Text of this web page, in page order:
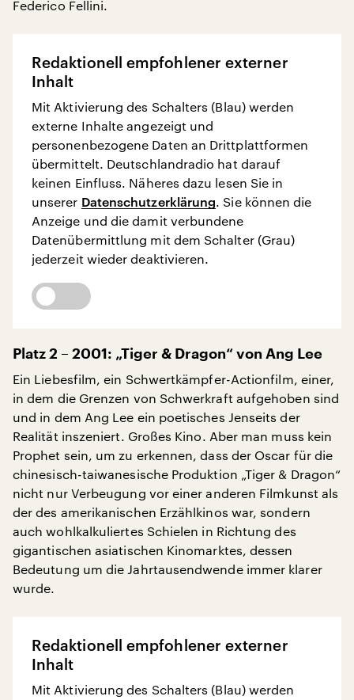
Federico Fellini.
Redaktionell empfohlener externer
Inhalt
Mit Aktivierung des Schalters (Blau) werden
externe Inhalte angezeigt und
personenbezogene Daten an Drittplattformen
übermittelt. Deutschlandradio hat darauf
keinen Einfluss. Näheres dazu lesen Sie in
unserer Datenschutzerklärung. Sie können die
Anzeige und die damit verbundene
Datenübermittlung mit dem Schalter (Grau)
jederzeit wieder deaktivieren.
Platz 2 – 2001: „Tiger & Dragon“ von Ang Lee
Ein Liebesfilm, ein Schwertkämpfer-Actionfilm, einer,
in dem die Grenzen von Schwerkraft aufgehoben sind
und in dem Ang Lee ein poetisches Jenseits der
Realität inszeniert. Großes Kino. Aber man muss kein
Prophet sein, um zu erkennen, dass der Oscar für die
chinesisch-taiwanesische Produktion „Tiger & Dragon“
nicht nur Verbeugung vor einer anderen Filmkunst als
der des amerikanischen Erzählkinos war, sondern
auch wohlkalkuliertes Schielen in Richtung des
gigantischen asiatischen Kinomarktes, dessen
Bedeutung um die Jahrtausendwende immer klarer
wurde.
Redaktionell empfohlener externer
Inhalt
Mit Aktivierung des Schalters (Blau) werden